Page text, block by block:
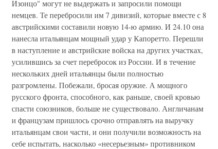
Изонцо" могут не выдержать и запросили помощи
немцев. Те перебросили им 7 дивизий, которые вместе с 8
австрийскими составили новую 14-ю армию. И 24.10 она
нанесла итальянцам мощный удар у Капоретто. Перешли
в наступление и австрийские войска на других участках,
усилившись за счет перебросок из России. И в течение
нескольких дней итальянцы были полностью
разгромлены. Побежали, бросая оружие. А мощного
русского фронта, способного, как раньше, своей кровью
спасти союзников, больше не существовало. Англичанам
и французам пришлось срочно отправлять на выручку
итальянцам свои части, и они получили возможность на
себе испытать, насколько «несерьезным» противником